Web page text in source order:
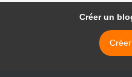
Créer un